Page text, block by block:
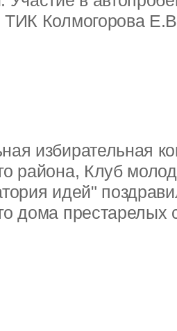
ТИК Колмогорова
избирательная
района, Клуб
идей"
дома